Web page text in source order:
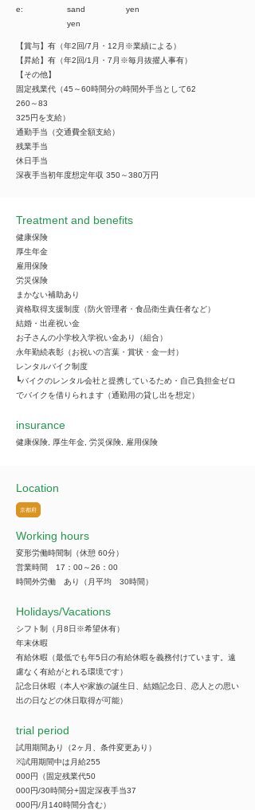
e:
sand
yen
yen
【賞与】有（年2回/7月・12月※業績による）
【昇給】有（年2回/1月・7月※毎月抜擢人事有）
【その他】
固定残業代（45～60時間分の時間外手当として62
260～83
325円を支給）
通勤手当（交通費全額支給）
残業手当
休日手当
深夜手当初年度想定年収 350～380万円
Treatment and benefits
健康保険
厚生年金
雇用保険
労災保険
まかない補助あり
資格取得支援制度（防火管理者・食品衛生責任者など）
結婚・出産祝い金
お子さんの小学校入学祝い金あり（組合）
永年勤続表彰（お祝いの言葉・賞状・金一封）
レンタルバイク制度
┗バイクのレンタル会社と提携しているため・自己負担金ゼロ
でバイクを借りられます（通勤用の貸し出を想定）
insurance
健康保険, 厚生年金, 労災保険, 雇用保険
Location
京都府
Working hours
変形労働時間制（休憩 60分）
営業時間 17：00～26：00
時間外労働 あり（月平均 30時間）
​Holidays/Vacations
シフト制（月8日※希望休有）
年末休暇
有給休暇（最低でも年5日の有給休暇を義務付けています。遠
慮なく有給がとれる環境です）
記念日休暇（本人や家族の誕生日、結婚記念日、恋人との思い
出の日などの休日取得が可能）
trial period
試用期間あり（2ヶ月、条件変更あり）
※試用期間中は月給255
000円（固定残業代50
000円/30時間分+固定深夜手当37
000円/月140時間分含む）